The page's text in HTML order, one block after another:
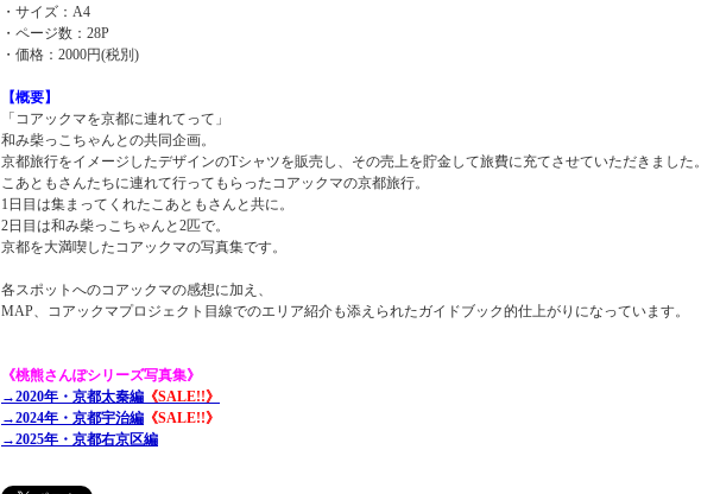
・サイズ：A4
・ページ数：28P
・価格：2000円(税別)
【概要】
「コアックマを京都に連れてって」
和み柴っこちゃんとの共同企画。
京都旅行をイメージしたデザインのTシャツを販売し、その売上を貯金して旅費に充てさせていただきました。
こあともさんたちに連れて行ってもらったコアックマの京都旅行。
1日目は集まってくれたこあともさんと共に。
2日目は和み柴っこちゃんと2匹で。
京都を大満喫したコアックマの写真集です。
各スポットへのコアックマの感想に加え、
MAP、コアックマプロジェクト目線でのエリア紹介も添えられたガイドブック的仕上がりになっています。
《桃熊さんぽシリーズ写真集》
→2020年・京都太秦編 《SALE!!》
→2024年・京都宇治編 《SALE!!》
→2025年・京都右京区編